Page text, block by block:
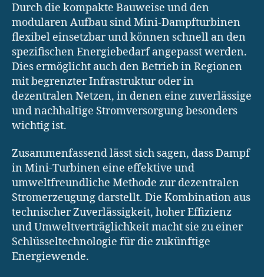
Durch die kompakte Bauweise und den
modularen Aufbau sind Mini-Dampfturbinen
flexibel einsetzbar und können schnell an den
spezifischen Energiebedarf angepasst werden.
Dies ermöglicht auch den Betrieb in Regionen
mit begrenzter Infrastruktur oder in
dezentralen Netzen, in denen eine zuverlässige
und nachhaltige Stromversorgung besonders
wichtig ist.
Zusammenfassend lässt sich sagen, dass Dampf
in Mini-Turbinen eine effektive und
umweltfreundliche Methode zur dezentralen
Stromerzeugung darstellt. Die Kombination aus
technischer Zuverlässigkeit, hoher Effizienz
und Umweltverträglichkeit macht sie zu einer
Schlüsseltechnologie für die zukünftige
Energiewende.